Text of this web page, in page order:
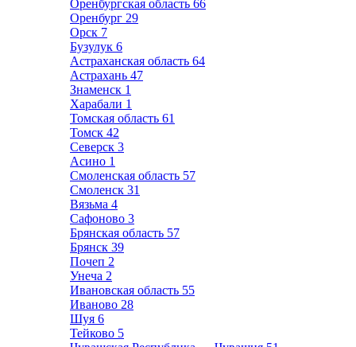
Оренбургская область 66
Оренбург 29
Орск 7
Бузулук 6
Астраханская область 64
Астрахань 47
Знаменск 1
Харабали 1
Томская область 61
Томск 42
Северск 3
Асино 1
Смоленская область 57
Смоленск 31
Вязьма 4
Сафоново 3
Брянская область 57
Брянск 39
Почеп 2
Унеча 2
Ивановская область 55
Иваново 28
Шуя 6
Тейково 5